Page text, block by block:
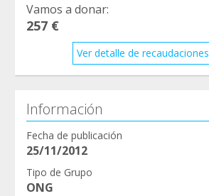
Vamos a donar:
257 €
Ver detalle de recaudaciones
Información
Fecha de publicación
25/11/2012
Tipo de Grupo
ONG